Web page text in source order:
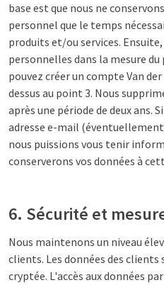
base est que nous ne
personnel que le temps
produits et/ou services.
personnelles dans la mesure
pouvez créer un compte Van
dessus au point 3. Nous
après une période de deux ans.
adresse e-mail
nous puissions vous tenir
conserverons vos données à
6. Sécurité et
Nous maintenons un niveau
clients. Les données des
cryptée. L'accès aux données